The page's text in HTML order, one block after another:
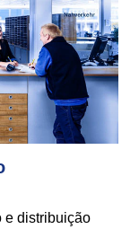
e distribuição